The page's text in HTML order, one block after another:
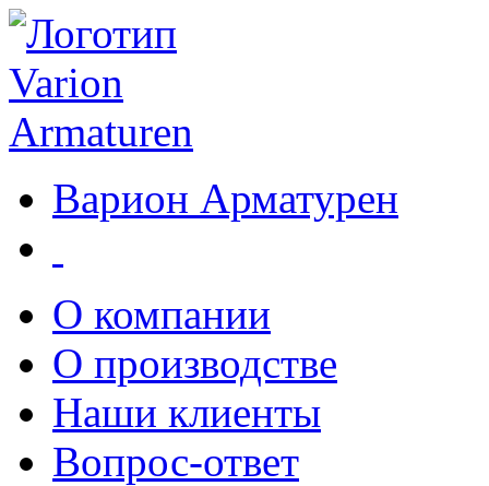
Варион Арматурен
О компании
О производстве
Наши клиенты
Вопрос-ответ